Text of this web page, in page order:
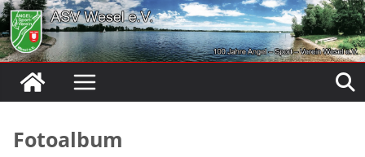
Zum
Inhalt
springen
Fotoalbum